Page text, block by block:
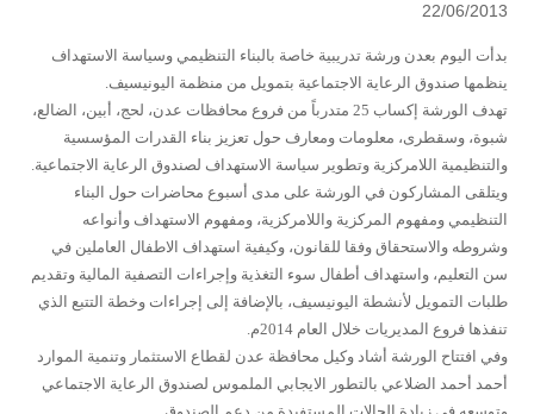
22/06/2013
بدأت اليوم بعدن ورشة تدريبية خاصة بالبناء التنظيمي وسياسة الاستهداف
ينظمها صندوق الرعاية الاجتماعية بتمويل من منظمة اليونيسيف.
تهدف الورشة إكساب 25 متدرباً من فروع محافظات عدن، لحج، أبين، الضالع،
شبوة، وسقطرى، معلومات ومعارف حول تعزيز بناء القدرات المؤسسية
والتنظيمية اللامركزية وتطوير سياسة الاستهداف لصندوق الرعاية الاجتماعية.
ويتلقى المشاركون في الورشة على مدى أسبوع محاضرات حول البناء
التنظيمي ومفهوم المركزية واللامركزية، ومفهوم الاستهداف وأنواعه
وشروطه والاستحقاق وفقا للقانون، وكيفية استهداف الاطفال العاملين في
سن التعليم، واستهداف أطفال سوء التغذية وإجراءات التصفية المالية وتقديم
طلبات التمويل لأنشطة اليونيسيف، بالإضافة إلى إجراءات وخطة التتبع الذي
تنفذها فروع المديريات خلال العام 2014م.
وفي افتتاح الورشة أشاد وكيل محافظة عدن لقطاع الاستثمار وتنمية الموارد
أحمد أحمد الضلاعي بالتطور الايجابي الملموس لصندوق الرعاية الاجتماعي